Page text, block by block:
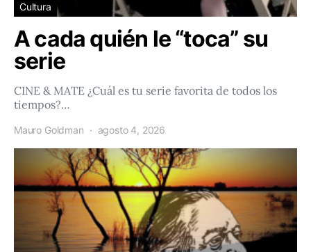
Cultura
A cada quién le “toca” su
serie
CINE & MATE ¿Cuál es tu serie favorita de todos los
tiempos?…
Mauro Goldman agosto 4, 2026